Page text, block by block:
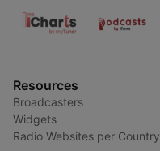
Resources
Broadcasters
Widgets
Radio Websites per Country